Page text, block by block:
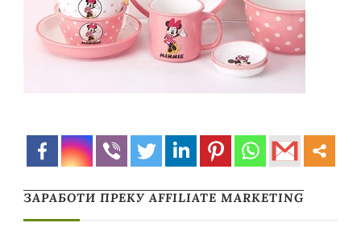
ЗАРАБОТИ ПРЕКУ AFFILIATE MARKETING